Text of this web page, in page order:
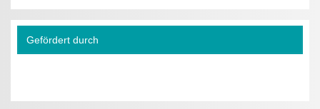
Gefördert durch